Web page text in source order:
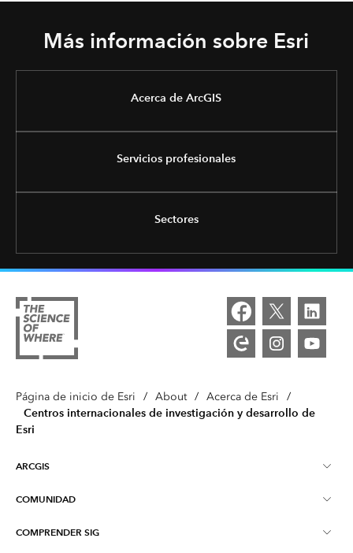
Más información sobre Esri
Acerca de ArcGIS
Servicios profesionales
Sectores
Página de inicio de Esri / About / Acerca de Esri /
Centros internacionales de investigación y desarrollo de
Esri
ARCGIS
Descripción general de ArcGIS
COMUNIDAD
Comunidad de Esri
COMPRENDER SIG